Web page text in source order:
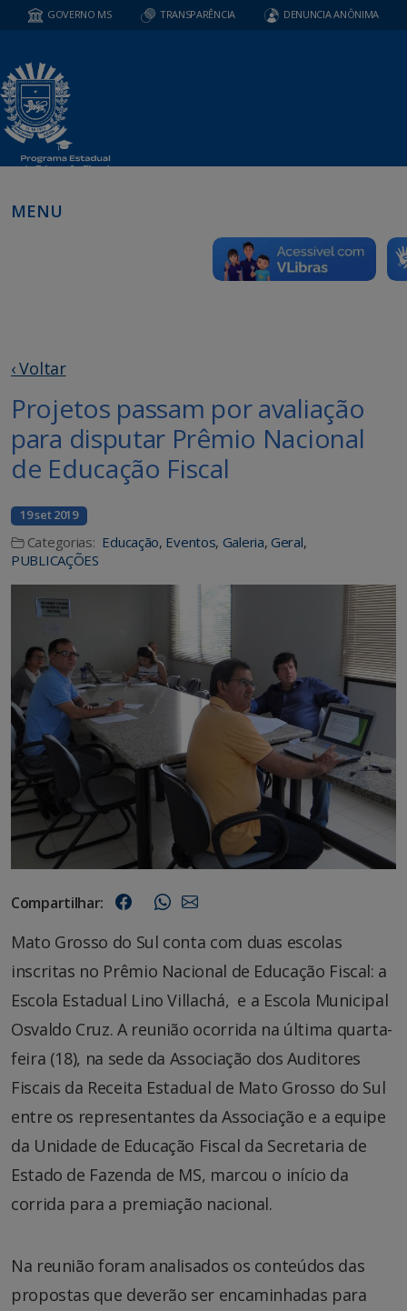
GOVERNO MS TRANSPARÊNCIA DENUNCIA ANÔNIMA
MENU
‹ Voltar
Projetos passam por avaliação
para disputar Prêmio Nacional
de Educação Fiscal
19 set 2019
Categorias: Educação, Eventos, Galeria, Geral,
PUBLICAÇÕES
Compartilhar:
Mato Grosso do Sul conta com duas escolas
inscritas no Prêmio Nacional de Educação Fiscal: a
Escola Estadual Lino Villachá, e a Escola Municipal
Osvaldo Cruz. A reunião ocorrida na última quarta-
feira (18), na sede da Associação dos Auditores
Fiscais da Receita Estadual de Mato Grosso do Sul
entre os representantes da Associação e a equipe
da Unidade de Educação Fiscal da Secretaria de
Estado de Fazenda de MS, marcou o início da
corrida para a premiação nacional.
Na reunião foram analisados os conteúdos das
propostas que deverão ser encaminhadas para